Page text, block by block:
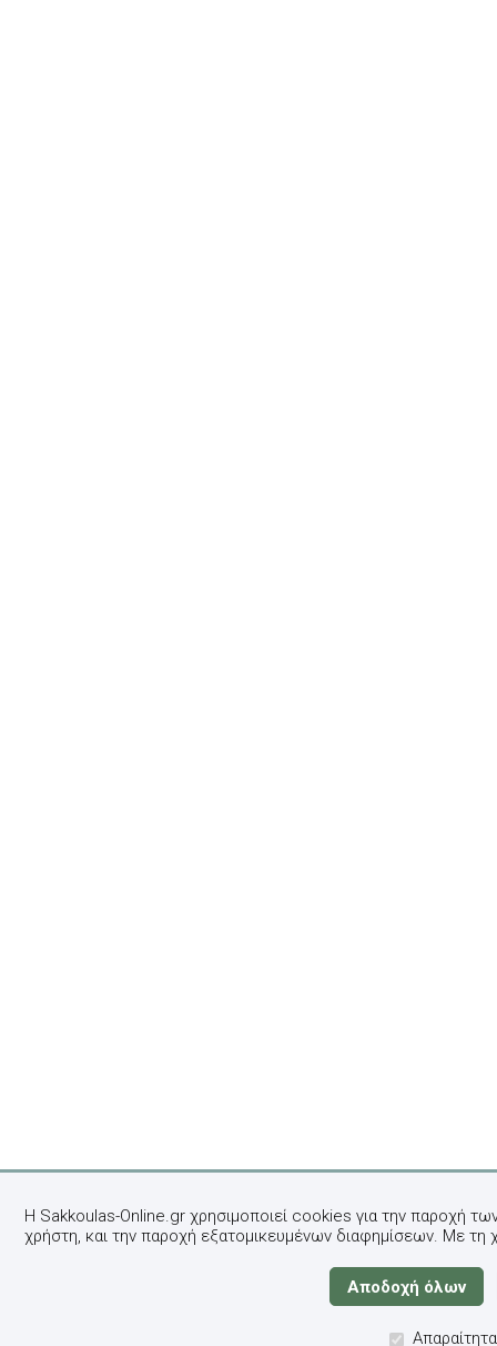
Η Sakkoulas-Online.gr χρησιμοποιεί cookies για την παροχή
χρήστη, και την παροχή εξατομικευμένων διαφημίσεων. Με